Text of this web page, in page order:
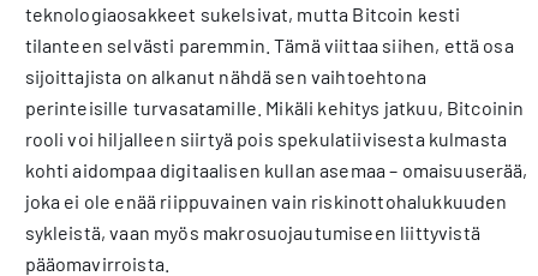
teknologiaosakkeet sukelsivat, mutta Bitcoin kesti
tilanteen selvästi paremmin. Tämä viittaa siihen, että osa
sijoittajista on alkanut nähdä sen vaihtoehtona
perinteisille turvasatamille. Mikäli kehitys jatkuu, Bitcoinin
rooli voi hiljalleen siirtyä pois spekulatiivisesta kulmasta
kohti aidompaa digitaalisen kullan asemaa – omaisuuserää,
joka ei ole enää riippuvainen vain riskinottohalukkuuden
sykleistä, vaan myös makrosuojautumiseen liittyvistä
pääomavirroista.